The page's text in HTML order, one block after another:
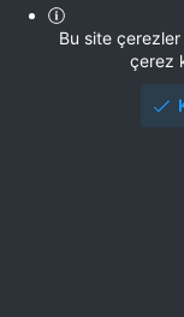
Bu site
çerez